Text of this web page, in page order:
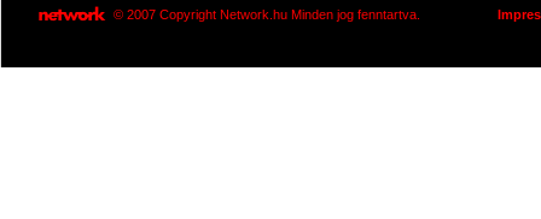
© 2007 Copyright Network.hu Minden jog fenntartva.